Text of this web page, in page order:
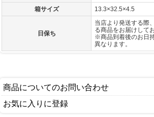
箱サイズ
13.3×32.5×4.5
日保ち
当店より発送する際
る商品をお届けして
※商品到着後のお日
異なります。
商品についてのお問い合わせ
お気に入りに登録